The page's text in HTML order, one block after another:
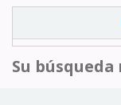
Su